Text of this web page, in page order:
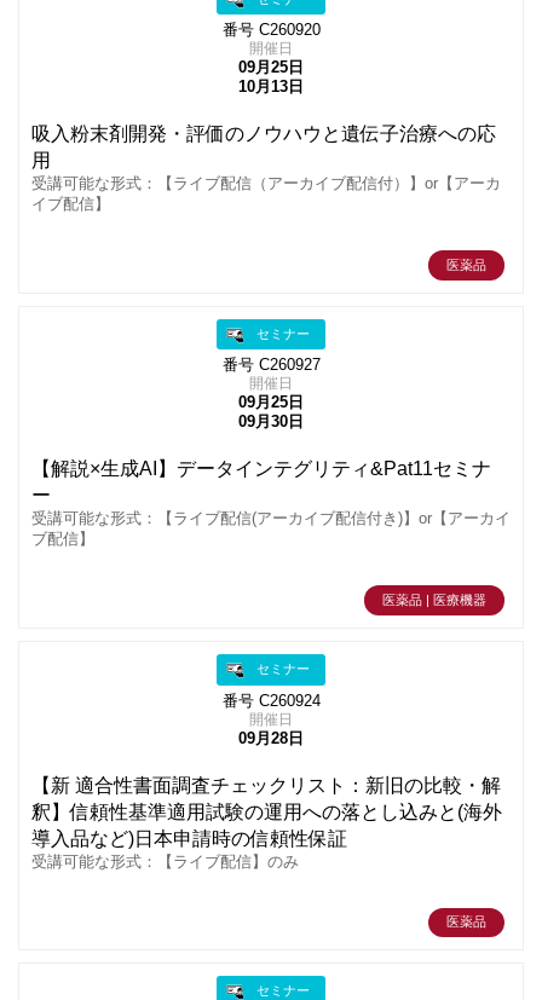
番号 C260920
開催日
09月25日
10月13日
吸入粉末剤開発・評価のノウハウと遺伝子治療への応
用
受講可能な形式：【ライブ配信（アーカイブ配信付）】or【アーカ
イブ配信】
医薬品
セミナー
番号 C260927
開催日
09月25日
09月30日
【解説×生成AI】データインテグリティ&Pat11セミナ
ー
受講可能な形式：【ライブ配信(アーカイブ配信付き)】or【アーカイ
ブ配信】
医薬品 | 医療機器
セミナー
番号 C260924
開催日
09月28日
【新 適合性書面調査チェックリスト：新旧の比較・解
釈】信頼性基準適用試験の運用への落とし込みと(海外
導入品など)日本申請時の信頼性保証
受講可能な形式：【ライブ配信】のみ
医薬品
セミナー